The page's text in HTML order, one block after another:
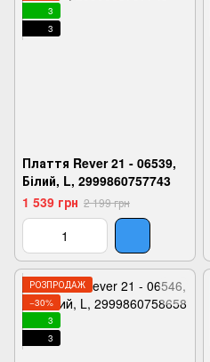
3
3
Плаття Rever 21 - 06539,
Білий, L, 2999860757743
1 539 грн 2 199 грн
РОЗПРОДАЖ
−30%
3
3